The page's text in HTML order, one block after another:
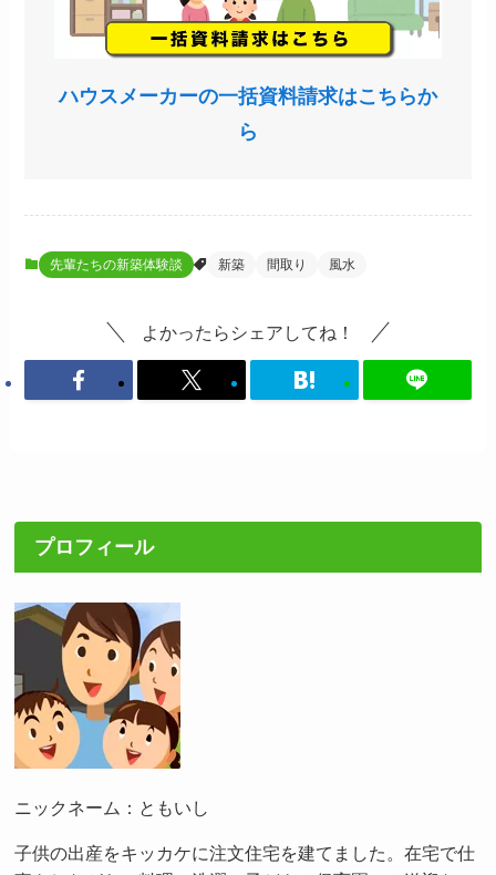
ハウスメーカーの一括資料請求はこちらか
ら
先輩たちの新築体験談 新築 間取り 風水
よかったらシェアしてね！
プロフィール
ニックネーム：ともいし
子供の出産をキッカケに注文住宅を建てました。在宅で仕